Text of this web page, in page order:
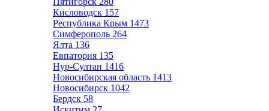
Кисловодск 157
Республика Крым 1473
Симферополь 264
Ялта 136
Евпатория 135
Нур-Султан 1416
Новосибирская область 1413
Новосибирск 1042
Бердск 58